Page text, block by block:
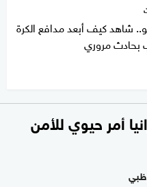
شاهد كيف أبعد مدافع الكرة
مروري
أمر حيوي للأمن